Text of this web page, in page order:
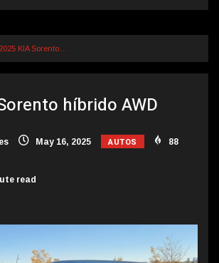
2025 KIA Sorento…
híbrido AWD
May 16, 2025 AUTOS 88
read